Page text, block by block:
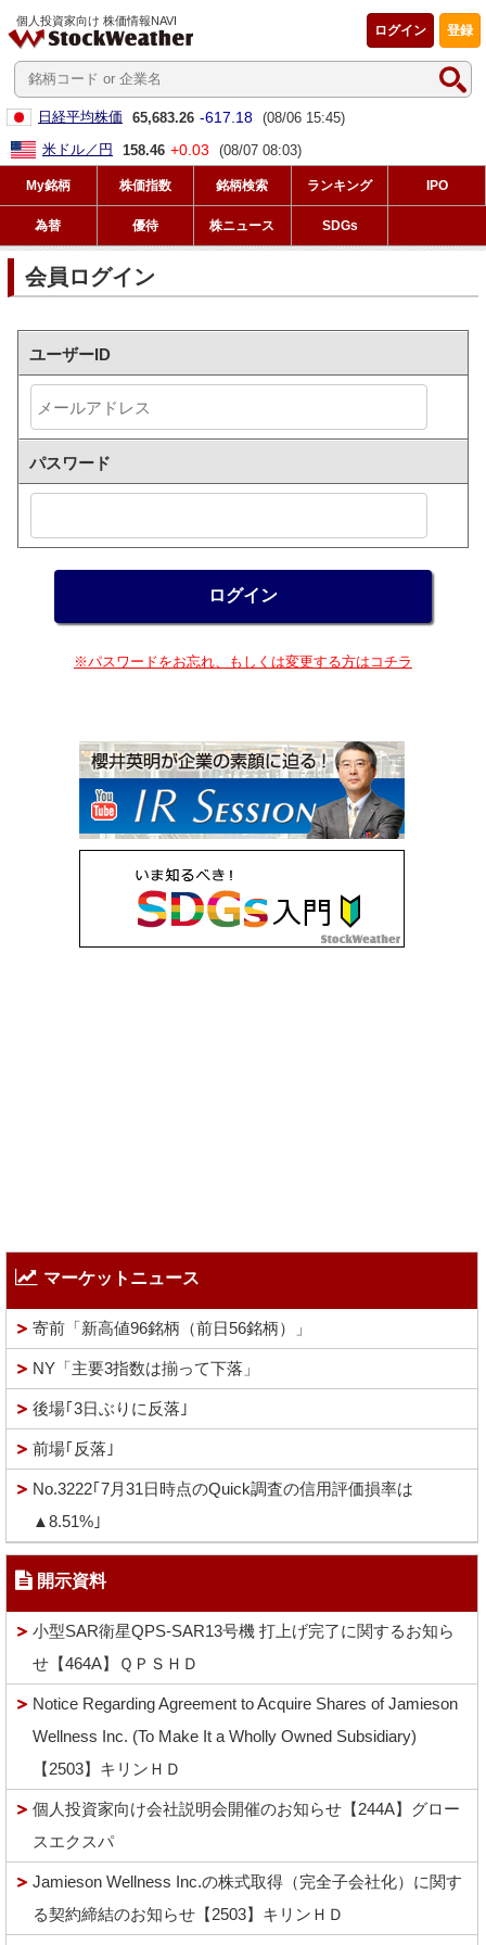
個人投資家向け 株価情報NAVI
登録
ログイン
日経平均株価 65,683.26 -617.18 (08/06 15:45)
米ドル／円
158.46 +0.03 (08/07 08:03)
My銘柄 株価指数 銘柄検索 ランキング IPO
為替 優待 株ニュース SDGs
会員ログイン
ユーザーID
パスワード
※パスワードをお忘れ、もしくは変更する方はコチラ
マーケットニュース
寄前「新高値96銘柄（前日56銘柄）」
NY「主要3指数は揃って下落」
後場｢3日ぶりに反落｣
前場｢反落｣
No.3222｢7月31日時点のQuick調査の信用評価損率は
▲8.51%｣
開示資料
小型SAR衛星QPS-SAR13号機 打上げ完了に関するお知ら
せ【464A】ＱＰＳＨＤ
Notice Regarding Agreement to Acquire Shares of Jamieson
Wellness Inc. (To Make It a Wholly Owned Subsidiary)
【2503】キリンＨＤ
個人投資家向け会社説明会開催のお知らせ【244A】グロー
スエクスパ
Jamieson Wellness Inc.の株式取得（完全子会社化）に関す
る契約締結のお知らせ【2503】キリンＨＤ